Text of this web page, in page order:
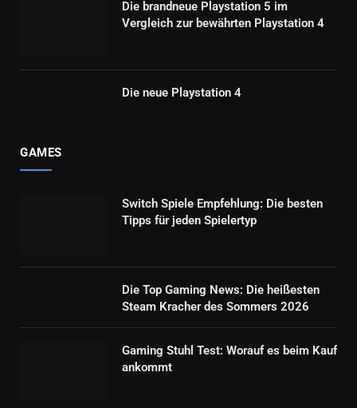
Die brandneue Playstation 5 im
Vergleich zur bewährten Playstation 4
Die neue Playstation 4
GAMES
Switch Spiele Empfehlung: Die besten
Tipps für jeden Spielertyp
Die Top Gaming News: Die heißesten
Steam Kracher des Sommers 2026
Gaming Stuhl Test: Worauf es beim Kauf
ankommt